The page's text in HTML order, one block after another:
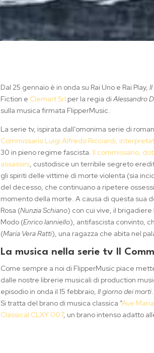
Dal 25 gennaio è in onda su Rai Uno e Rai Play,
Fiction e Clemart Srl per la regia diAlessandro
sulla musica firmata FlipperMusic.
La serie tv, ispirata dall’omonima serie di
Commissario Luigi Alfredo Ricciardi,
30 in pieno regime fascista. Il commissario,
assassini, custodisce un terribile segreto
gli spiriti delle vittime di morte violenta (sia
del decesso, che continuano a ripetere
momento della morte. A causa di questa sua
Rosa (Nunzia Schiano) con cui vive, il
Modo (Enrico Ianniello), antifascista convinto,
(Maria Vera Ratti), una ragazza che abita nel
La musica nella serie tv Il
Come sempre a noi di FlipperMusic piace
dalle nostre librerie musicali di production
episodio in onda il 15 febbraio,Il giorno dei morti.
Si tratta del brano di musica classica “Ave Maria
Classical CLXY 007, un brano intenso adatto